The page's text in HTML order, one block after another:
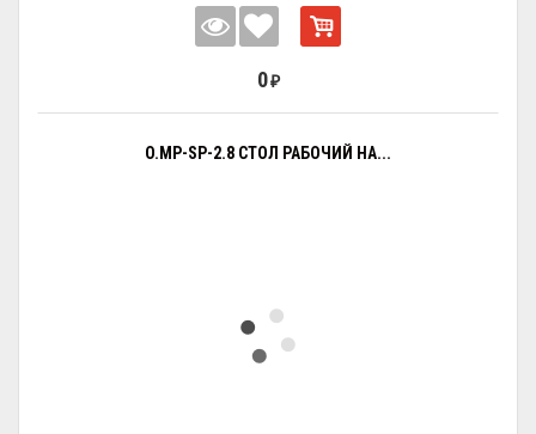
0 ₽
O.MP-SP-2.8 СТОЛ РАБОЧИЙ НА...